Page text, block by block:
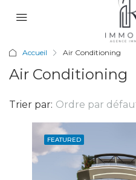
Accueil Air Conditioning
Air Conditioning
Trier par: Ordre par
FEATURED